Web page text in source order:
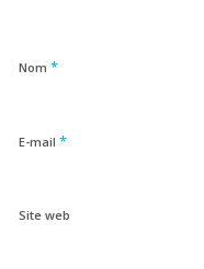
Nom *
E-mail *
Site web